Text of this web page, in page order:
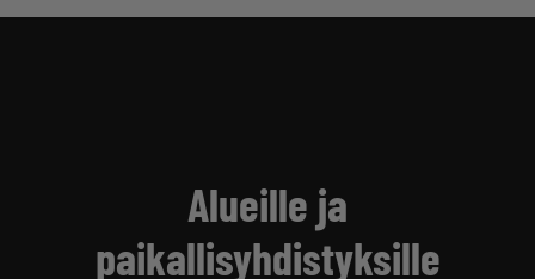
Alueille ja
paikallisyhdistyksille